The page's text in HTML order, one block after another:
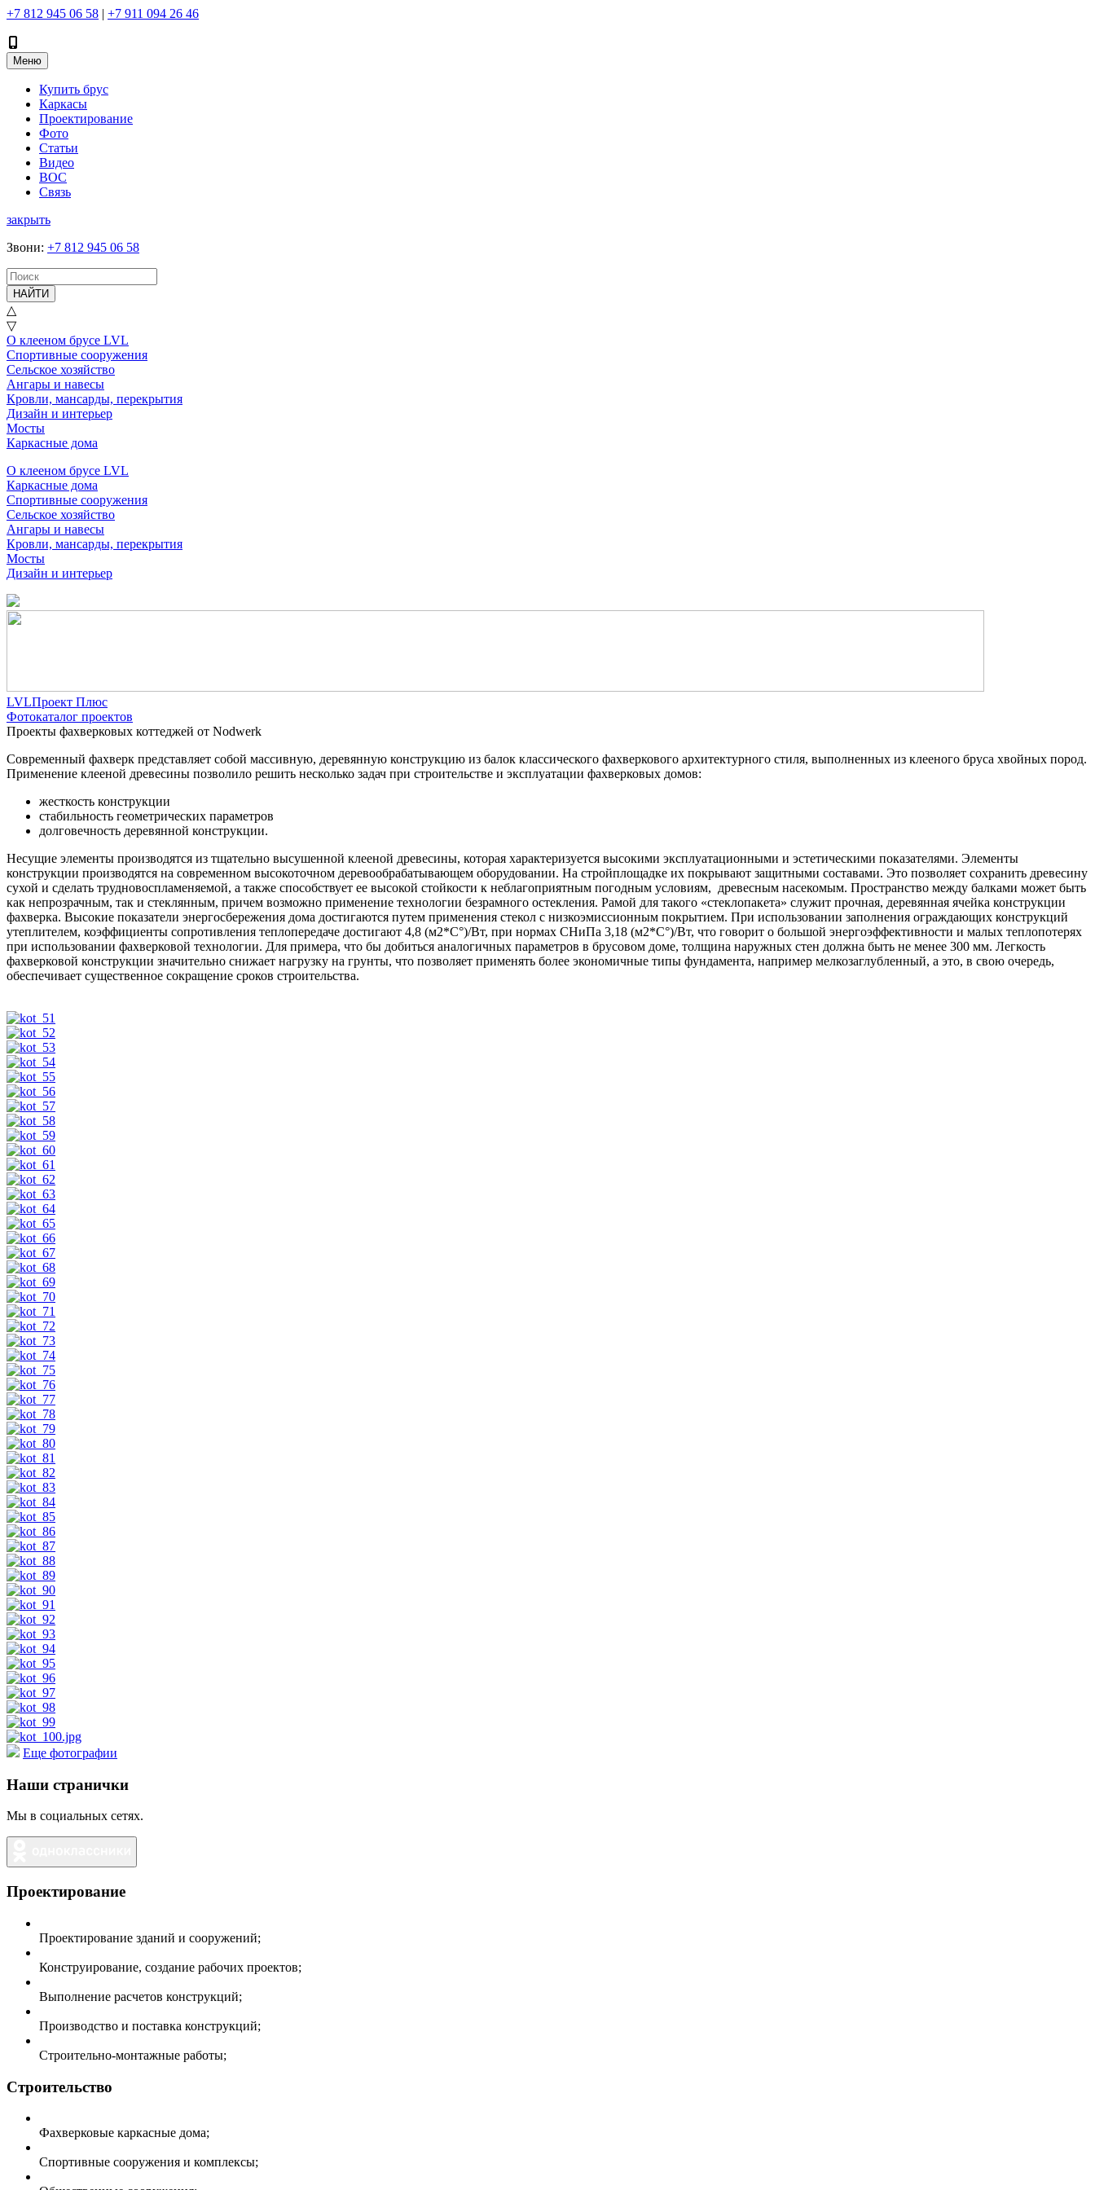
+7 812 945 06 58 | +7 911 094 26 46
Меню
Купить брус
Каркасы
Проектирование
Фото
Статьи
Видео
ВОС
Связь
закрыть
Звони: +7 812 945 06 58
НАЙТИ
△
▽
О клееном брусе LVL
Спортивные сооружения
Сельское хозяйство
Ангары и навесы
Кровли, мансарды, перекрытия
Дизайн и интерьер
Мосты
Каркасные дома
О клееном брусе LVL
Каркасные дома
Спортивные сооружения
Сельское хозяйство
Ангары и навесы
Кровли, мансарды, перекрытия
Мосты
Дизайн и интерьер
LVLПроект Плюс
Фотокаталог проектов
Проекты фахверковых коттеджей от Nodwerk
Современный фахверк представляет собой массивную, деревянную конструкцию из балок классического фахверкового архитектурного стиля, выполненных из клееного бруса хвойных пород.
Применение клееной древесины позволило решить несколько задач при строительстве и эксплуатации фахверковых домов:
жесткость конструкции
стабильность геометрических параметров
долговечность деревянной конструкции.
Несущие элементы производятся из тщательно высушенной клееной древесины, которая характеризуется высокими эксплуатационными и эстетическими показателями. Элементы
конструкции производятся на современном высокоточном деревообрабатывающем оборудовании. На стройплощадке их покрывают защитными составами. Это позволяет сохранить древесину
сухой и сделать трудновоспламеняемой, а также способствует ее высокой стойкости к неблагоприятным погодным условиям, древесным насекомым. Пространство между балками может быть
как непрозрачным, так и стеклянным, причем возможно применение технологии безрамного остекления. Рамой для такого «стеклопакета» служит прочная, деревянная ячейка конструкции
фахверка. Высокие показатели энергосбережения дома достигаются путем применения стекол с низкоэмиссионным покрытием. При использовании заполнения ограждающих конструкций
утеплителем, коэффициенты сопротивления теплопередаче достигают 4,8 (м2*С°)/Вт, при нормах СНиПа 3,18 (м2*С°)/Вт, что говорит о большой энергоэффективности и малых теплопотерях
при использовании фахверковой технологии. Для примера, что бы добиться аналогичных параметров в брусовом доме, толщина наружных стен должна быть не менее 300 мм. Легкость
фахверковой конструкции значительно снижает нагрузку на грунты, что позволяет применять более экономичные типы фундамента, например мелкозаглубленный, а это, в свою очередь,
обеспечивает существенное сокращение сроков строительства.
Еще фотографии
Наши странички
Мы в социальных сетях.
Проектирование
Проектирование зданий и сооружений;
Конструирование, создание рабочих проектов;
Выполнение расчетов конструкций;
Производство и поставка конструкций;
Строительно-монтажные работы;
Строительство
Фахверковые каркасные дома;
Спортивные сооружения и комплексы;